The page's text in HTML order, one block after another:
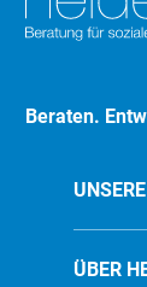
Beraten.
ÜBER